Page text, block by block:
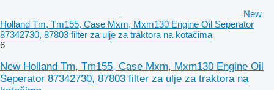
New
Holland Tm, Tm155, Case Mxm, Mxm130 Engine Oil Seperator
87342730, 87803 filter za ulje za traktora na kotačima
6
New Holland Tm, Tm155, Case Mxm, Mxm130 Engine Oil
Seperator 87342730, 87803 filter za ulje za traktora na